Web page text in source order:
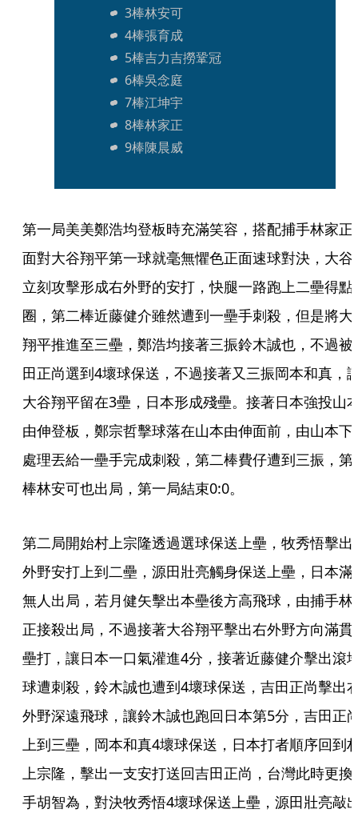
3棒林安可
4棒張育成
5棒吉力吉撈鞏冠
6棒吳念庭
7棒江坤宇
8棒林家正
9棒陳晨威
第一局美美鄭浩均登板時充滿笑容，搭配捕手林家正
面對大谷翔平第一球就毫無懼色正面速球對決，大谷
立刻攻擊形成右外野的安打，快腿一路跑上二壘得點
圈，第二棒近藤健介雖然遭到一壘手刺殺，但是將大
翔平推進至三壘，鄭浩均接著三振鈴木誠也，不過被
田正尚選到4壞球保送，不過接著又三振岡本和真，
大谷翔平留在3壘，日本形成殘壘。接著日本強投山
由伸登板，鄭宗哲擊球落在山本由伸面前，由山本下
處理丟給一壘手完成刺殺，第二棒費仔遭到三振，第
棒林安可也出局，第一局結束0:0。
第二局開始村上宗隆透過選球保送上壘，牧秀悟擊出
外野安打上到二壘，源田壯亮觸身保送上壘，日本滿
無人出局，若月健矢擊出本壘後方高飛球，由捕手林
正接殺出局，不過接著大谷翔平擊出右外野方向滿貫
壘打，讓日本一口氣灌進4分，接著近藤健介擊出滾
球遭刺殺，鈴木誠也遭到4壞球保送，吉田正尚擊出
外野深遠飛球，讓鈴木誠也跑回日本第5分，吉田正
上到三壘，岡本和真4壞球保送，日本打者順序回到
上宗隆，擊出一支安打送回吉田正尚，台灣此時更換
手胡智為，對決牧秀悟4壞球保送上壘，源田壯亮敲